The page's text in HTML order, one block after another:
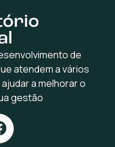
de
atendem a vários
a melhorar o
gestão